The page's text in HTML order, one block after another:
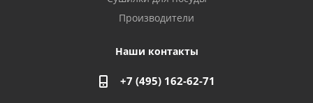
Производители
Наши контакты
+7 (495) 162-62-71